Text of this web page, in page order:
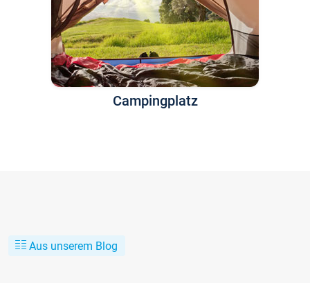
Campingplatz
Aus unserem Blog